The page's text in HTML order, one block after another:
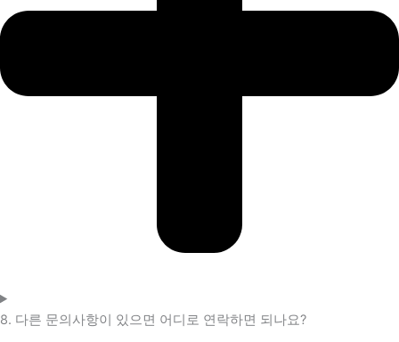
8. 다른 문의사항이 있으면 어디로 연락하면 되나요?